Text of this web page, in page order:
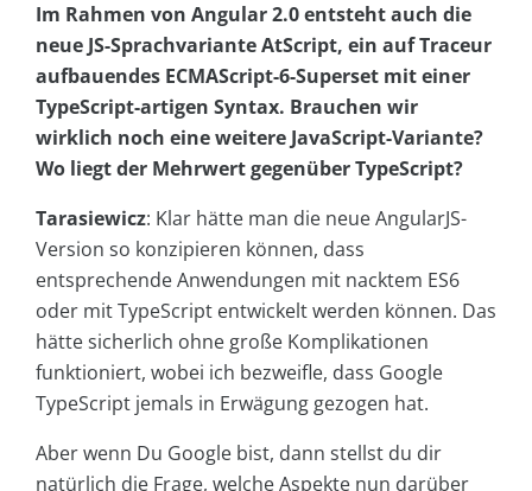
Im Rahmen von Angular 2.0 entsteht auch die
neue JS-Sprachvariante AtScript, ein auf Traceur
aufbauendes ECMAScript-6-Superset mit einer
TypeScript-artigen Syntax. Brauchen wir
wirklich noch eine weitere JavaScript-Variante?
Wo liegt der Mehrwert gegenüber TypeScript?
Tarasiewicz: Klar hätte man die neue AngularJS-
Version so konzipieren können, dass
entsprechende Anwendungen mit nacktem ES6
oder mit TypeScript entwickelt werden können. Das
hätte sicherlich ohne große Komplikationen
funktioniert, wobei ich bezweifle, dass Google
TypeScript jemals in Erwägung gezogen hat.
Aber wenn Du Google bist, dann stellst du dir
natürlich die Frage, welche Aspekte nun darüber